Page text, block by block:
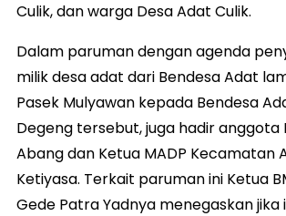
Culik, dan warga Desa Adat Culik.
Dalam paruman dengan agenda
milik desa adat dari Bendesa Adat
Pasek Mulyawan kepada Bendesa
Degeng tersebut, juga hadir anggota
Abang dan Ketua MADP Kecamatan
Ketiyasa. Terkait paruman ini Ketua
Gede Patra Yadnya menegaskan jika